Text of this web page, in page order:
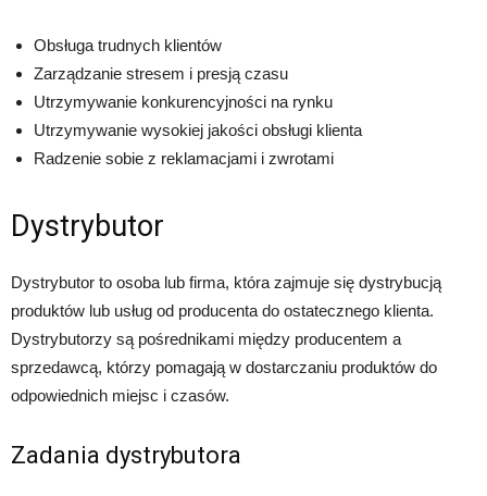
Obsługa trudnych klientów
Zarządzanie stresem i presją czasu
Utrzymywanie konkurencyjności na rynku
Utrzymywanie wysokiej jakości obsługi klienta
Radzenie sobie z reklamacjami i zwrotami
Dystrybutor
Dystrybutor to osoba lub firma, która zajmuje się dystrybucją
produktów lub usług od producenta do ostatecznego klienta.
Dystrybutorzy są pośrednikami między producentem a
sprzedawcą, którzy pomagają w dostarczaniu produktów do
odpowiednich miejsc i czasów.
Zadania dystrybutora